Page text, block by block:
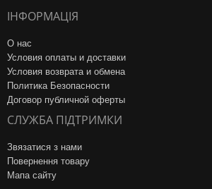
ІНФОРМАЦІЯ
О нас
Условия оплаты и доставки
Условия возврата и обмена
Политика Безопасности
Договор публичной оферты
СЛУЖБА ПІДТРИМКИ
Звязатися з нами
Повернення товару
Мапа сайту